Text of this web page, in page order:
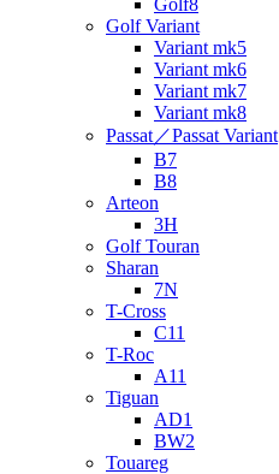
Golf8
Golf Variant
Variant mk5
Variant mk6
Variant mk7
Variant mk8
Passat／Passat Variant
B7
B8
Arteon
3H
Golf Touran
Sharan
7N
T-Cross
C11
T-Roc
A11
Tiguan
AD1
BW2
Touareg